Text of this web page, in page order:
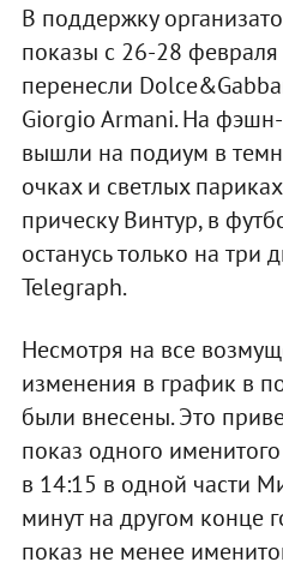
В поддержку
показы с 26-28
перенесли
Giorgio Armani. На
вышли на подиум в
очках и светлых
прическу Винтур, в
останусь только на три
Telegraph.
Несмотря на все
изменения в график в
были внесены. Это
показ одного
в 14:15 в одной части
минут на другом конце
показ не менее